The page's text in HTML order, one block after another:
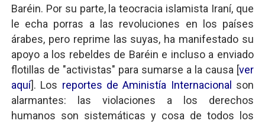
Baréin. Por su parte, la teocracia islamista Iraní, que
le echa porras a las revoluciones en los países
árabes, pero reprime las suyas, ha manifestado su
apoyo a los rebeldes de Baréin e incluso a enviado
flotillas de "activistas" para sumarse a la causa [ver
aquí]. Los reportes de Aministía Internacional
son
alarmantes: las violaciones a los derechos
humanos son sistemáticas y cosa de todos los